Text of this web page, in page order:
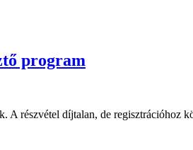
program
A részvétel díjtalan, de regisztrációhoz